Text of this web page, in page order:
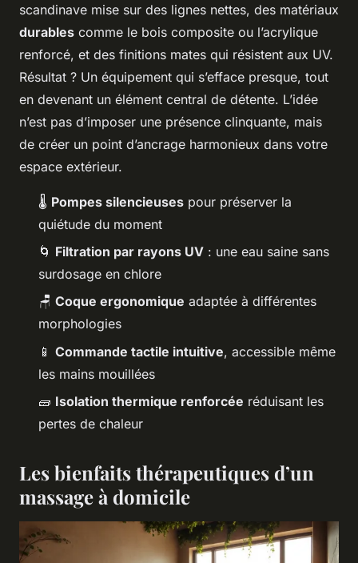
scandinave mise sur des lignes nettes, des matériaux
durables comme le bois composite ou l’acrylique
renforcé, et des finitions mates qui résistent aux UV.
Résultat ? Un équipement qui s’efface presque, tout
en devenant un élément central de détente. L’idée
n’est pas d’imposer une présence clinquante, mais
de créer un point d’ancrage harmonieux dans votre
espace extérieur.
🌡️ Pompes silencieuses pour préserver la
quiétude du moment
🌀 Filtration par rayons UV : une eau saine sans
surdosage en chlore
🪑 Coque ergonomique adaptée à différentes
morphologies
📱 Commande tactile intuitive, accessible même
les mains mouillées
🧱 Isolation thermique renforcée réduisant les
pertes de chaleur
Les bienfaits thérapeutiques d’un
massage à domicile